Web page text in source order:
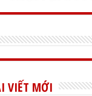
VIẾT MỚI